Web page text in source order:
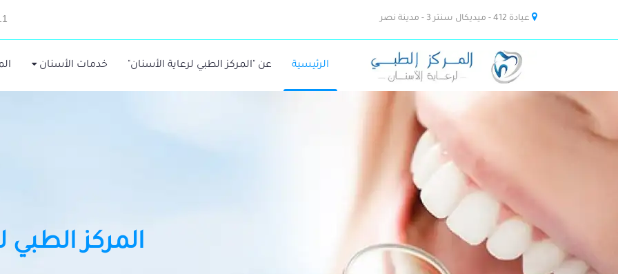
عيادة 412 - ميديكال سنتر 3 - مدينة نصر
الرئيسية عن "المركز الطبي لرعاية الأسنان" خدمات الأسنان
المركز الطبي